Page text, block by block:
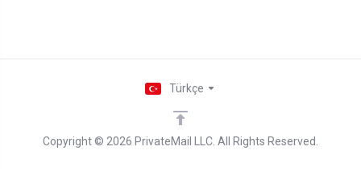
Copyright © 2026 PrivateMail LLC. All Rights Reserved.
Türkçe